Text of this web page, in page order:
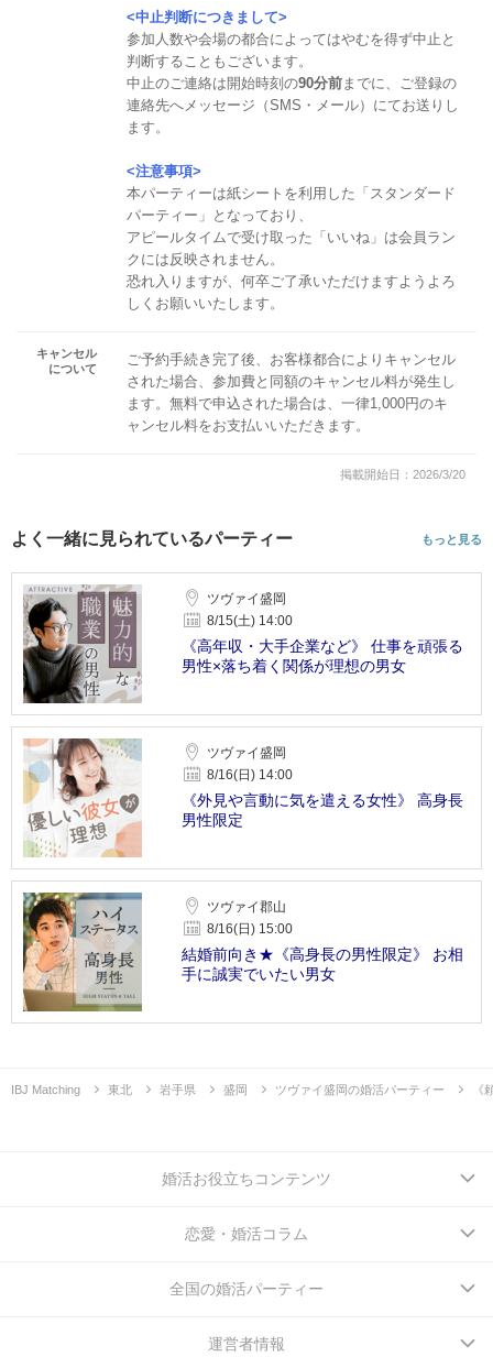
<中止判断につきまして>
参加人数や会場の都合によってはやむを得ず中止と
判断することもございます。
中止のご連絡は開始時刻の90分前 までに、ご登録の
連絡先へメッセージ（SMS・メール）にてお送りし
ます。
<注意事項>
本パーティーは紙シートを利用した「スタンダード
パーティー」となっており、
アピールタイムで受け取った「いいね」は会員ラン
クには反映されません。
恐れ入りますが、何卒ご了承いただけますようよろ
しくお願いいたします。
キャンセル
について
ご予約手続き完了後、お客様都合によりキャンセル
された場合、参加費と同額のキャンセル料が発生し
ます。無料で申込された場合は、一律1,000円のキ
ャンセル料をお支払いいただきます。
掲載開始日：2026/3/20
よく一緒に見られているパーティー もっと見る
ツヴァイ盛岡
8/15(土) 14:00
《高年収・大手企業など》 仕事を頑張る
男性×落ち着く関係が理想の男女
ツヴァイ盛岡
8/16(日) 14:00
《外見や言動に気を遣える女性》 高身長
男性限定
ツヴァイ郡山
8/16(日) 15:00
結婚前向き★《高身長の男性限定》 お相
手に誠実でいたい男女
IBJ Matching 東北 岩手県 盛岡 ツヴァイ盛岡の婚活パーティー 《
婚活お役立ちコンテンツ
恋愛・婚活コラム
全国の婚活パーティー
運営者情報